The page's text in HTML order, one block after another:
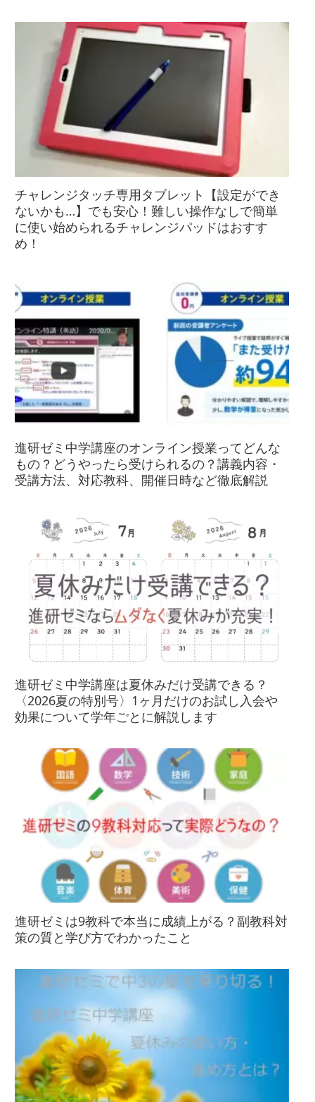
チャレンジタッチ専用タブレット【設定ができ
ないかも…】でも安心！難しい操作なしで簡単
に使い始められるチャレンジパッドはおすす
め！
進研ゼミ中学講座のオンライン授業ってどんな
もの？どうやったら受けられるの？講義内容・
受講方法、対応教科、開催日時など徹底解説
進研ゼミ中学講座は夏休みだけ受講できる？
〈2026夏の特別号〉1ヶ月だけのお試し入会や
効果について学年ごとに解説します
進研ゼミは9教科で本当に成績上がる？副教科対
策の質と学び方でわかったこと